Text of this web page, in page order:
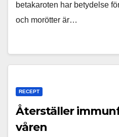
betakaroten har betydelse
och morötter är…
RECEPT
Återställer
våren